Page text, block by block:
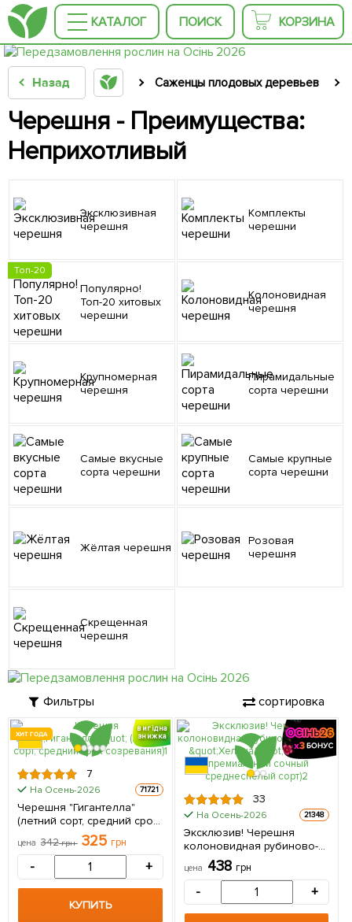
КАТАЛОГ ПОИСК КОРЗИНА
Назад Саженцы плодовых деревьев
Черешня - Преимущества:
Неприхотливый
Эксклюзивная
черешня
Комплекты
черешни
Топ-20
Популярно!
Топ-20 хитовых
черешни
Колоновидная
черешня
Крупномерная
черешня
Пирамидальные
сорта черешни
Самые вкусные
сорта черешни
Самые крупные
сорта черешни
Жёлтая черешня
Розовая
черешня
Скрещенная
черешня
Фильтры сортировка
вигідна
знижка
ХИТ ГОДА
7
На Осень-2026 71721
Черешня "Гигантелла"
(летний сорт, средний срок
созревания) 1 саженец в
упаковке
цена 342грн 325 грн
- +
КУПИТЬ
33
На Осень-2026 21348
Эксклюзив! Черешня
колоновидная рубиново-
красная "Хелена" (Helena)
(премиальный сочный
среднеспелый сорт) 1
саженец в упаковке
цена 438 грн
- +